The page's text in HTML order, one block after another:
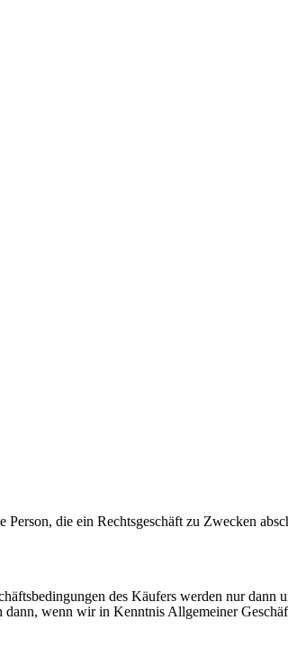
die ein Rechtsgeschäft zu Zwecken
des Käufers werden nur dann
wenn wir in Kenntnis Allgemeiner